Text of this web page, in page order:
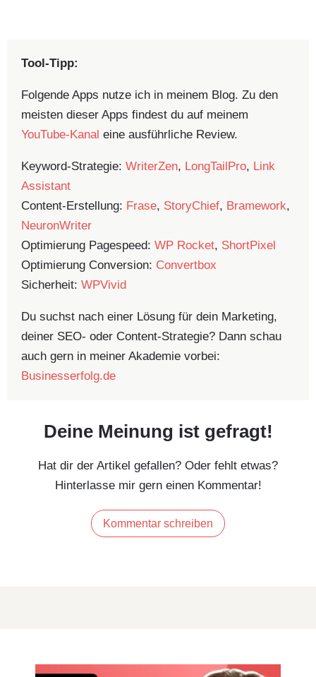
Tool-Tipp:
Folgende Apps nutze ich in meinem Blog. Zu den
meisten dieser Apps findest du auf meinem
YouTube-Kanal eine ausführliche Review.
Keyword-Strategie: WriterZen, LongTailPro, Link
Assistant
Content-Erstellung: Frase, StoryChief, Bramework,
NeuronWriter
Optimierung Pagespeed: WP Rocket, ShortPixel
Optimierung Conversion: Convertbox
Sicherheit: WPVivid
Du suchst nach einer Lösung für dein Marketing,
deiner SEO- oder Content-Strategie? Dann schau
auch gern in meiner Akademie vorbei:
Businesserfolg.de
Deine Meinung ist gefragt!
Hat dir der Artikel gefallen? Oder fehlt etwas?
Hinterlasse mir gern einen Kommentar!
Kommentar schreiben